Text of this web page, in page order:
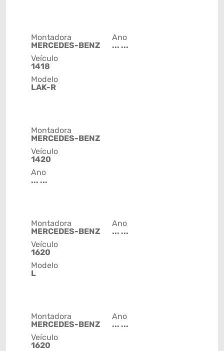
Montadora
MERCEDES-BENZ
Veículo
1418
Modelo
LAK-R
Ano
... ...
Montadora
MERCEDES-BENZ
Veículo
1420
Ano
... ...
Montadora
MERCEDES-BENZ
Veículo
1620
Modelo
L
Ano
... ...
Montadora
MERCEDES-BENZ
Veículo
1620
Ano
... ...